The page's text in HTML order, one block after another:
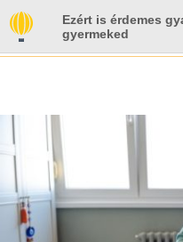
Ezért is érdemes
gyermeked